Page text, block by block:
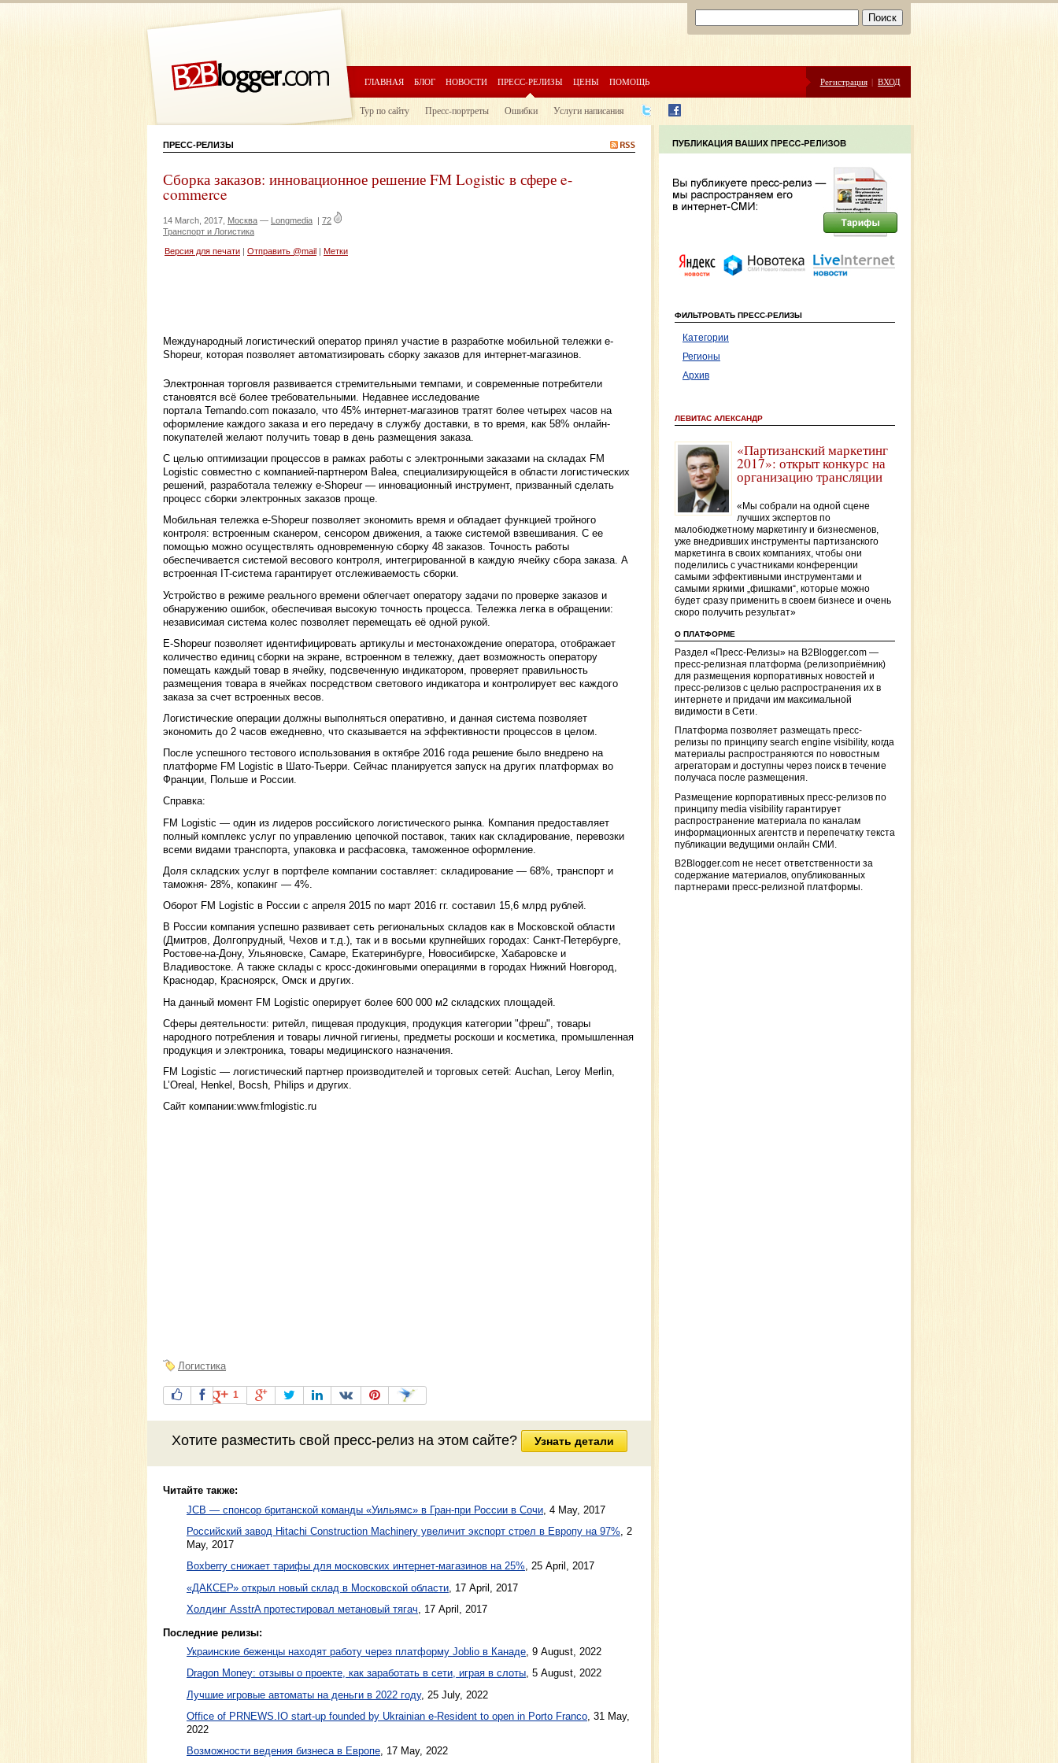
ГЛАВНАЯ БЛОГ НОВОСТИ ПРЕСС-РЕЛИЗЫ ЦЕНЫ ПОМОЩЬ Регистрация | ВХОД
Тур по сайту Пресс-портреты Ошибки Услуги написания
ПРЕСС-РЕЛИЗЫ
Сборка заказов: инновационное решение FM Logistic в сфере e-
commerce
14 March, 2017, Москва — Longmedia | 72
Транспорт и Логистика
Версия для печати Отправить @mail Метки
Международный логистический оператор принял участие в разработке мобильной тележки e-
Shopeur, которая позволяет автоматизировать сборку заказов для интернет-магазинов.
Электронная торговля развивается стремительными темпами, и современные потребители
становятся всё более требовательными. Недавнее исследование
портала Temando.com показало, что 45% интернет-магазинов тратят более четырех часов на
оформление каждого заказа и его передачу в службу доставки, в то время, как 58% онлайн-
покупателей желают получить товар в день размещения заказа.
С целью оптимизации процессов в рамках работы с электронными заказами на складах FM
Logistic совместно с компанией-партнером Balea, специализирующейся в области логистических
решений, разработала тележку e-Shopeur — инновационный инструмент, призванный сделать
процесс сборки электронных заказов проще.
Мобильная тележка е-Shopeur позволяет экономить время и обладает функцией тройного
контроля: встроенным сканером, сенсором движения, а также системой взвешивания. С ее
помощью можно осуществлять одновременную сборку 48 заказов. Точность работы
обеспечивается системой весового контроля, интегрированной в каждую ячейку сбора заказа. А
встроенная IT-система гарантирует отслеживаемость сборки.
Устройство в режиме реального времени облегчает оператору задачи по проверке заказов и
обнаружению ошибок, обеспечивая высокую точность процесса. Тележка легка в обращении:
независимая система колес позволяет перемещать её одной рукой.
E-Shopeur позволяет идентифицировать артикулы и местонахождение оператора, отображает
количество единиц сборки на экране, встроенном в тележку, дает возможность оператору
помещать каждый товар в ячейку, подсвеченную индикатором, проверяет правильность
размещения товара в ячейках посредством светового индикатора и контролирует вес каждого
заказа за счет встроенных весов.
Логистические операции должны выполняться оперативно, и данная система позволяет
экономить до 2 часов ежедневно, что сказывается на эффективности процессов в целом.
После успешного тестового использования в октябре 2016 года решение было внедрено на
платформе FM Logistic в Шато-Тьерри. Сейчас планируется запуск на других платформах во
Франции, Польше и России.
Справка:
FM Logistic — один из лидеров российского логистического рынка. Компания предоставляет
полный комплекс услуг по управлению цепочкой поставок, таких как складирование, перевозки
всеми видами транспорта, упаковка и расфасовка, таможенное оформление.
Доля складских услуг в портфеле компании составляет: складирование — 68%, транспорт и
таможня- 28%, копакинг — 4%.
Оборот FM Logistic в России с апреля 2015 по март 2016 гг. составил 15,6 млрд рублей.
В России компания успешно развивает сеть региональных складов как в Московской области
(Дмитров, Долгопрудный, Чехов и т.д.), так и в восьми крупнейших городах: Санкт-Петербурге,
Ростове-на-Дону, Ульяновске, Самаре, Екатеринбурге, Новосибирске, Хабаровске и
Владивостоке. А также склады с кросс-докинговыми операциями в городах Нижний Новгород,
Краснодар, Красноярск, Омск и других.
На данный момент FM Logistic оперирует более 600 000 м2 складских площадей.
Сферы деятельности: ритейл, пищевая продукция, продукция категории "фреш", товары
народного потребления и товары личной гигиены, предметы роскоши и косметика, промышленная
продукция и электроника, товары медицинского назначения.
FM Logistic — логистический партнер производителей и торговых сетей: Auchan, Leroy Merlin,
L’Oreal, Henkel, Boсsh, Philips и других.
Сайт компании:www.fmlogistic.ru
Логистика
1
Хотите разместить свой пресс-релиз на этом сайте? Узнать детали
Читайте также:
JCB — спонсор британской команды «Уильямс» в Гран-при России в Сочи 4 May, 2017
Российский завод Hitachi Construction Machinery увеличит экспорт стрел в Европу на 97%, 2
May, 2017
Boxberry снижает тарифы для московских интернет-магазинов на 25%, 25 April, 2017
«ДАКСЕР» открыл новый склад в Московской области 17 April, 2017
Холдинг AsstrA протестировал метановый тягач
17 April, 2017
Последние релизы:
Украинские беженцы находят работу через платформу Joblio в Канаде, 9 August, 2022
Dragon Money: отзывы о проекте, как заработать в сети, играя в слоты, 5 August, 2022
Лучшие игровые автоматы на деньги в 2022 году, 25 July, 2022
Office of PRNEWS.IO start-up founded by Ukrainian e-Resident to open in Porto Franco , 31 May,
2022
Возможности ведения бизнеса в Европе, 17 May, 2022
ФИЛЬТРОВАТЬ ПРЕСС-РЕЛИЗЫ
Категории
Регионы
Архив
ЛЕВИТАС АЛЕКСАНДР
«Партизанский маркетинг
2017»: открыт конкурс на
организацию трансляции
«Мы собрали на одной сцене
лучших экспертов по
малобюджетному маркетингу и бизнесменов,
уже внедривших инструменты партизанского
маркетинга в своих компаниях, чтобы они
поделились с участниками конференции
самыми эффективными инструментами и
самыми яркими „фишками“, которые можно
будет сразу применить в своем бизнесе и очень
скоро получить результат»
О ПЛАТФОРМЕ
Раздел «Пресс-Релизы» на B2Blogger.com —
пресс-релизная платформа (релизоприёмник)
для размещения корпоративных новостей и
пресс-релизов с целью распространения их в
интернете и придачи им максимальной
видимости в Сети.
Платформа позволяет размещать пресс-
релизы по принципу search engine visibility, когда
материалы распространяются по новостным
агрегаторам и доступны через поиск в течение
получаса после размещения.
Размещение корпоративных пресс-релизов по
принципу media visibility гарантирует
распространение материала по каналам
информационных агентств и перепечатку текста
публикации ведущими онлайн СМИ.
B2Blogger.com не несет ответственности за
содержание материалов, опубликованных
партнерами пресс-релизной платформы.